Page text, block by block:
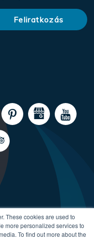
These cookies are used to
more personalized services to
To find out more about the